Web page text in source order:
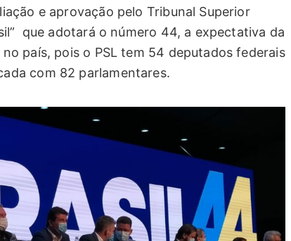
e aprovação pelo Tribunal Superior
que adotará o número 44, a expectativa da
país, pois o PSL tem 54 deputados federais
com 82 parlamentares.